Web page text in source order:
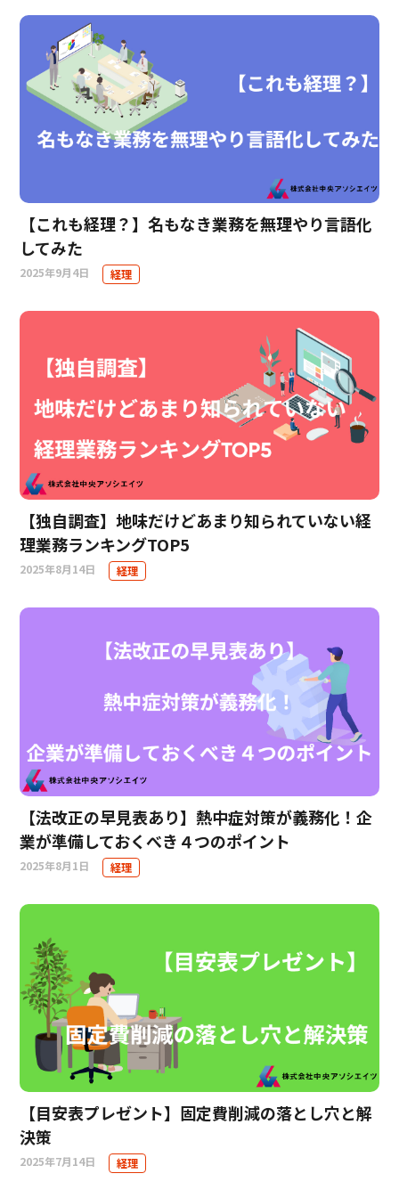
【これも経理？】名もなき業務を無理やり言語化
してみた
2025年9月4日 経理
【独自調査】地味だけどあまり知られていない経
理業務ランキングTOP5
2025年8月14日 経理
【法改正の早見表あり】熱中症対策が義務化！企
業が準備しておくべき４つのポイント
2025年8月1日 経理
【目安表プレゼント】固定費削減の落とし穴と解
決策
2025年7月14日 経理